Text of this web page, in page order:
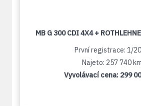
MB G 300 CDI 4X4 +
První registrace: 1/
Najeto: 257 740 km
Vyvolávací cena: 299